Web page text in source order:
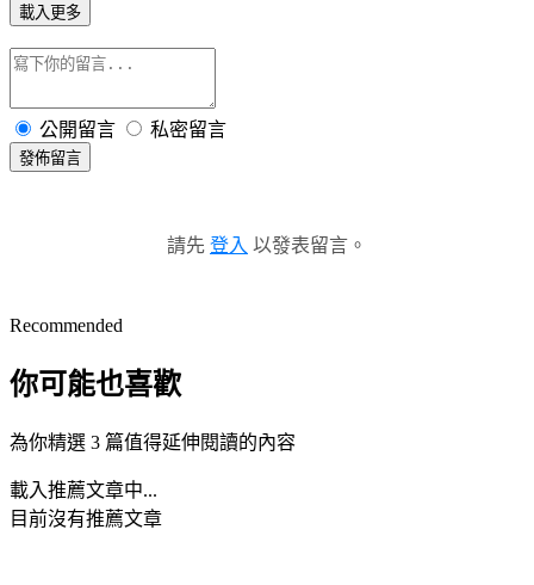
載入更多
公開留言 私密留言
發佈留言
請先 登入 以發表留言。
Recommended
你可能也喜歡
為你精選 3 篇值得延伸閱讀的內容
載入推薦文章中...
目前沒有推薦文章